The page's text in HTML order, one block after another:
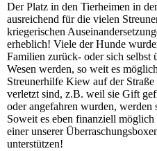
Der Platz in den Tierheimen in
ausreichend für die vielen
kriegerischen
erheblich! Viele der Hunde
Familien zurück- oder sich selbst
Wesen werden, so weit es
Streunerhilfe Kiew auf der
verletzt sind, z.B. weil sie Gift
oder angefahren wurden, werden
Soweit es eben finanziell
einer unserer
unterstützen!